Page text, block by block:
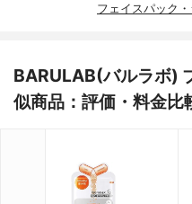
フェイスパック
BARULAB(バルラボ)
似商品：評価・料金比